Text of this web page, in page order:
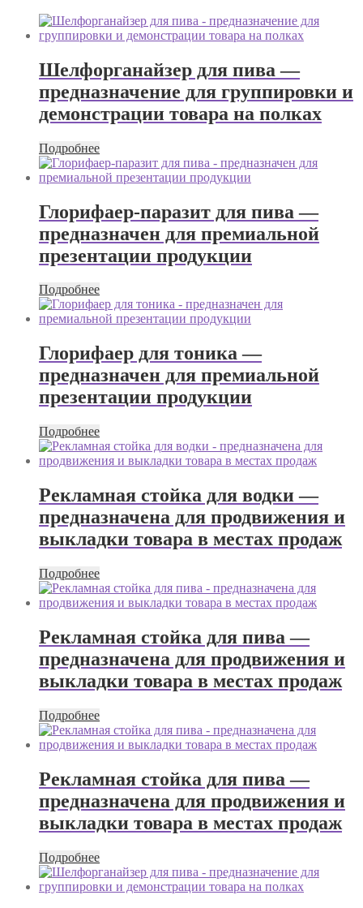
Шелфорганайзер для пива —
предназначение для группировки и
демонстрации товара на полках
Подробнее
Глорифаер-паразит для пива —
предназначен для премиальной
презентации продукции
Подробнее
Глорифаер для тоника —
предназначен для премиальной
презентации продукции
Подробнее
Рекламная стойка для водки —
предназначена для продвижения и
выкладки товара в местах продаж
Подробнее
Рекламная стойка для пива —
предназначена для продвижения и
выкладки товара в местах продаж
Подробнее
Рекламная стойка для пива —
предназначена для продвижения и
выкладки товара в местах продаж
Подробнее